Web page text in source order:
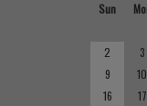
Sun
2
3
9
10
16
17